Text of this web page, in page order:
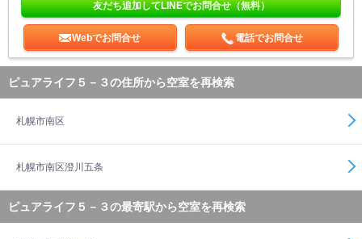
友だち追加してLINEでお問合せ（無料）
Webでお問合せ 電話でお問合せ
ピュアライフ５－３の住所から空室を再検索
札幌市南区
札幌市南区澄川五条
ピュアライフ５－３の最寄駅から空室を再検索